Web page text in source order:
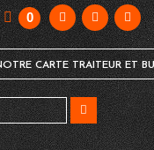
0
CARTE TRAITEUR ET